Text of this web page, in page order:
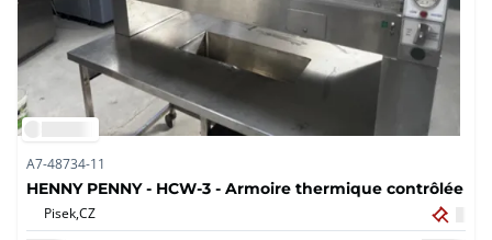
A7-48734-11
HENNY PENNY - HCW-3 - Armoire thermique contrôlée
Pisek,CZ